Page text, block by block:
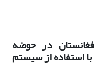
در حوضه
استفاده از سیستم